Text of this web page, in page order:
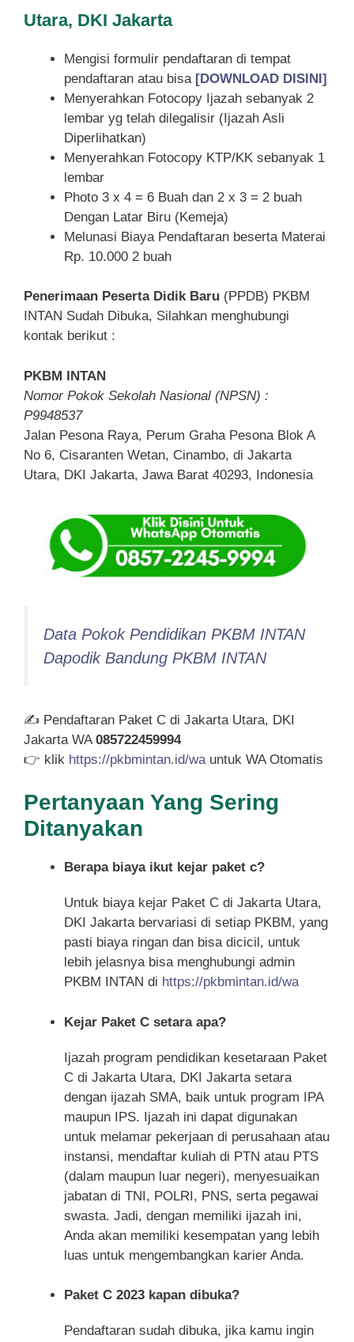
Utara, DKI Jakarta
Mengisi formulir pendaftaran di tempat
pendaftaran atau bisa [DOWNLOAD DISINI]
Menyerahkan Fotocopy Ijazah sebanyak 2
lembar yg telah dilegalisir (Ijazah Asli
Diperlihatkan)
Menyerahkan Fotocopy KTP/KK sebanyak 1
lembar
Photo 3 x 4 = 6 Buah dan 2 x 3 = 2 buah
Dengan Latar Biru (Kemeja)
Melunasi Biaya Pendaftaran beserta Materai
Rp. 10.000 2 buah
Penerimaan Peserta Didik Baru (PPDB) PKBM
INTAN Sudah Dibuka, Silahkan menghubungi
kontak berikut :
PKBM INTAN
Nomor Pokok Sekolah Nasional (NPSN) :
P9948537
Jalan Pesona Raya, Perum Graha Pesona Blok A
No 6, Cisaranten Wetan, Cinambo, di Jakarta
Utara, DKI Jakarta, Jawa Barat 40293, Indonesia
Data Pokok Pendidikan PKBM INTAN
Dapodik Bandung PKBM INTAN
✍ Pendaftaran Paket C di Jakarta Utara, DKI
Jakarta WA 085722459994
👉 klik https://pkbmintan.id/wa untuk WA Otomatis
Pertanyaan Yang Sering
Ditanyakan
Berapa biaya ikut kejar paket c?
Untuk biaya kejar Paket C di Jakarta Utara,
DKI Jakarta bervariasi di setiap PKBM, yang
pasti biaya ringan dan bisa dicicil, untuk
lebih jelasnya bisa menghubungi admin
PKBM INTAN di https://pkbmintan.id/wa
Kejar Paket C setara apa?
Ijazah program pendidikan kesetaraan Paket
C di Jakarta Utara, DKI Jakarta setara
dengan ijazah SMA, baik untuk program IPA
maupun IPS. Ijazah ini dapat digunakan
untuk melamar pekerjaan di perusahaan atau
instansi, mendaftar kuliah di PTN atau PTS
(dalam maupun luar negeri), menyesuaikan
jabatan di TNI, POLRI, PNS, serta pegawai
swasta. Jadi, dengan memiliki ijazah ini,
Anda akan memiliki kesempatan yang lebih
luas untuk mengembangkan karier Anda.
Paket C 2023 kapan dibuka?
Pendaftaran sudah dibuka, jika kamu ingin